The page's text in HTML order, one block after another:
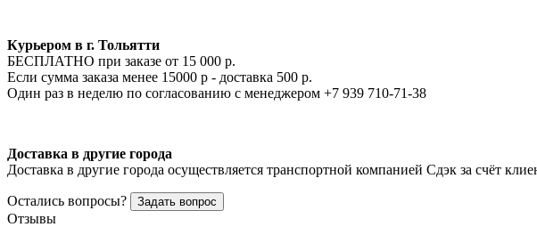
Курьером в г. Тольятти
БЕСПЛАТНО при заказе от 15 000 р.
Если сумма заказа менее 15000 р - доставка 500 р.
Один раз в неделю по согласованию с менеджером +7 939 710-71-38
Доставка в другие города
Доставка в другие города осуществляется транспортной компанией Сдэк за счёт
Остались вопросы? Задать вопрос
Отзывы